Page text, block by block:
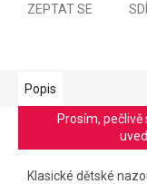
ZEPTAT SE
Popis
Prosím,
Klasické dětské